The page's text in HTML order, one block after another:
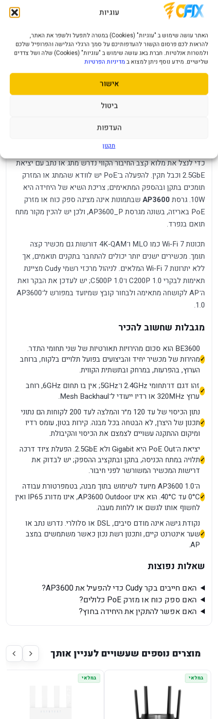
עוגיות
האתר עושה שימוש ב "עוגיות" (Cookies) במטרה לתפעל ולשפר את האתר,
להראות לכם פרסום הקשור להעדפותיכם על סמך הרגלי הגלישה והפרופיל שלכם
ולמטרות אנלטיות. חברת באג עושה שימוש ב "עוגיות" (Cookies) שלה ושל צדדים
שלישיים. מידע נוסף ניתן למצוא ב מדיניות הפרטיות
אישור
ביטול
העדפות
תקנון
גמישה:
ספק DC ‏12V/1A.
רשת
נוספת:
לשרשר ציוד רשת תואם, בכפוף למקור המתח ולתקציב
ההספק.
רשתות
מרובות וניהול
תושבות לתקרה ולקיר כלולות, וכל האנטנות פנימיות.
מנגנון Watchdog ואתחול מתוזמן מסייעים בשמירת
תאימות ותכנון לפני הקנייה
כדי לנצל את מלוא קצב החיבור הקווי נדרש מתג או נתב עם יציאת
2.5GbE וכבל תקין. להפעלה ב־PoE יש לוודא שהמתג או המזרק
תומכים בתקן ובהספק המתאימים; צריכת השיא של היחידה היא
10W. גרסת
AP3600 שבתמונות אינה מציגה ספק כוח או מזרק
PoE באריזה, בשונה מגרסת AP3600_P, ולכן יש להכין מקור מתח
תואם בנפרד.
תכונות Wi‑Fi 7 כמו MLO ו־4K‑QAM דורשות גם מכשיר קצה
תומך. מכשירים ישנים יותר יכולים להתחבר בתקנים תואמים, אך
ללא יתרונות Wi‑Fi 7 המלאים. לניהול מרכזי רשמי Cudy מציינת
תאימות לבקרי C200P 1.0 ו־C500P 1.0; יש לעדכן את הבקר ואת
ה־AP לקושחה מתאימה ולבחור קובץ שמיועד במפורש ל־AP3600
1.0.
מגבלות שחשוב להכיר
BE3600 הוא סכום מהירויות תאורטיות של שני תחומי התדר.
מהירות של מכשיר יחיד והביצועים בפועל תלויים בלקוח, ברוחב
הערוץ, בהפרעות, במרחק ובתשתית הקווית.
זהו דגם דו־תחומי 2.4GHz ו־5GHz; אין בו תחום 6GHz, רוחב
ערוץ 320MHz או רדיו ייעודי ל־Mesh Backhaul.
נתון הכיסוי של עד 120 מ״ר והמלצה לעד 200 לקוחות הם נתוני
תכנון של היצרן, לא הבטחה בכל מבנה. קירות בטון, עומס רדיו
ומיקום ההתקנה עשויים לצמצם את הכיסוי והקיבולת.
יציאת ה־PoE Out היא Gigabit ולא 2.5GbE. הפעלת ציוד דרכה
תלויה במתח הכניסה, בתקן ובתקציב ההספק; יש לבדוק את
דרישות המכשיר המשורשר לפני חיבור.
ה־AP3600 1.0 מיועד לשימוש בתוך מבנה, בטמפרטורת עבודה
0°C עד 40°C. הוא אינו AP3600 Outdoor, אינו מדורג IP65 ואין
לחשוף אותו לגשם או ללחות מעבה.
נקודת גישה אינה מודם סיבים, DSL או סלולרי. נדרש נתב או
שער אינטרנט קיים, ותכנון רשת נכון כאשר משתמשים במצב
AP.
שאלות נפוצות
האם חייבים בקר Cudy כדי להפעיל את AP3600?
האם ספק כוח או מזרק PoE כלולים?
האם אפשר להתקין את היחידה בחוץ?
מוצרים נוספים שעשויים לעניין אותך
במלאי במלאי